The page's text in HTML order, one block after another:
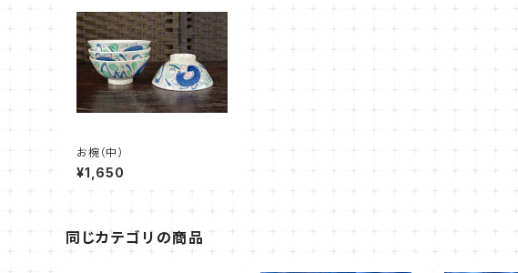
お椀（中）
¥1,650
同じカテゴリの商品